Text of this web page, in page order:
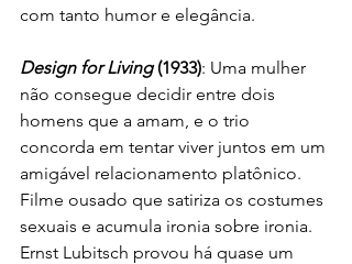
com tanto humor e elegância.
Design for Living (1933): Uma mulher
não consegue decidir entre dois
homens que a amam, e o trio
concorda em tentar viver juntos em um
amigável relacionamento platônico.
Filme ousado que satiriza os costumes
sexuais e acumula ironia sobre ironia.
Ernst Lubitsch provou há quase um